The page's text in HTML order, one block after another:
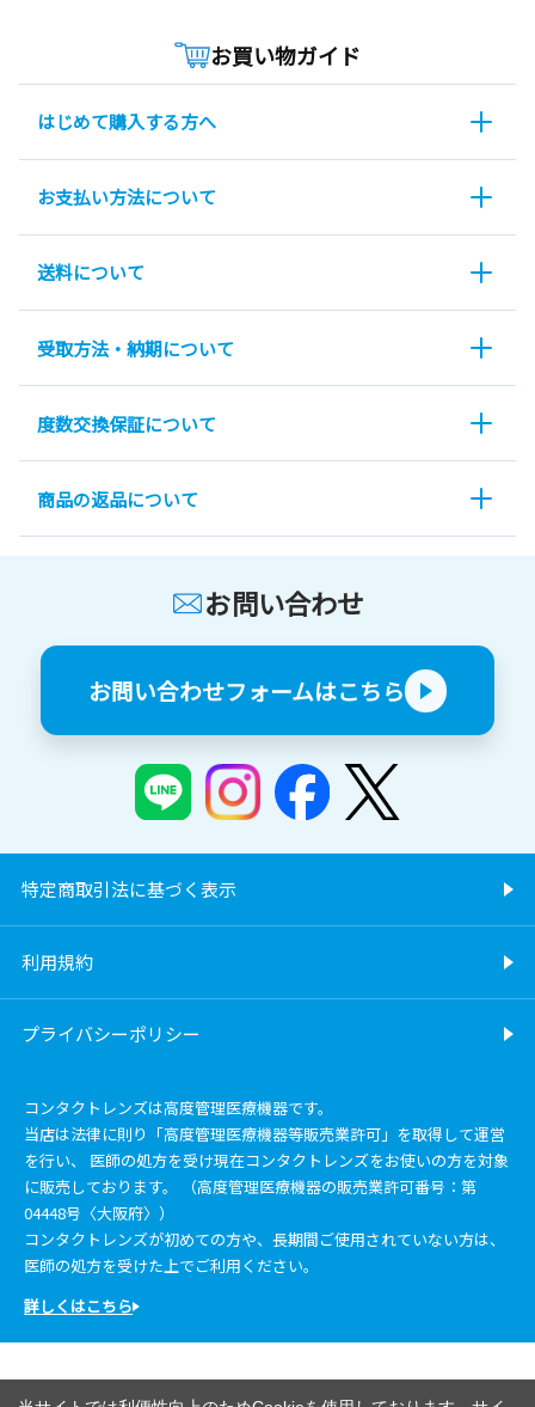
お買い物ガイド
はじめて購入する方へ
お支払い方法について
送料について
受取方法・納期について
度数交換保証について
商品の返品について
お問い合わせ
お問い合わせフォームはこちら
特定商取引法に基づく表示
利用規約
プライバシーポリシー
コンタクトレンズは高度管理医療機器です。
当店は法律に則り「高度管理医療機器等販売業許可」を取得して運営
を行い、 医師の処方を受け現在コンタクトレンズをお使いの方を対象
に販売しております。 （高度管理医療機器の販売業許可番号：第
04448号〈大阪府〉）
コンタクトレンズが初めての方や、長期間ご使用されていない方は、
医師の処方を受けた上でご利用ください。
詳しくはこちら